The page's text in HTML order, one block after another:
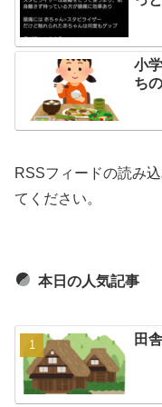
小
ち
RSSフィードの読み
てください。
本日の人気記事
田